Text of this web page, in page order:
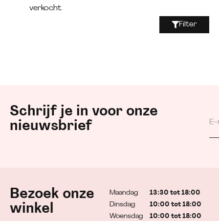
verkocht.
Filter
Schrijf je in voor onze
nieuwsbrief
Bezoek onze
winkel
Maandag
Dinsdag
Woensdag
13:30 tot 18:00
10:00 tot 18:00
10:00 tot 18:00